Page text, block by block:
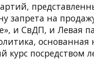
запрета на
и СвДП, и Левая
основанная
курс посредством